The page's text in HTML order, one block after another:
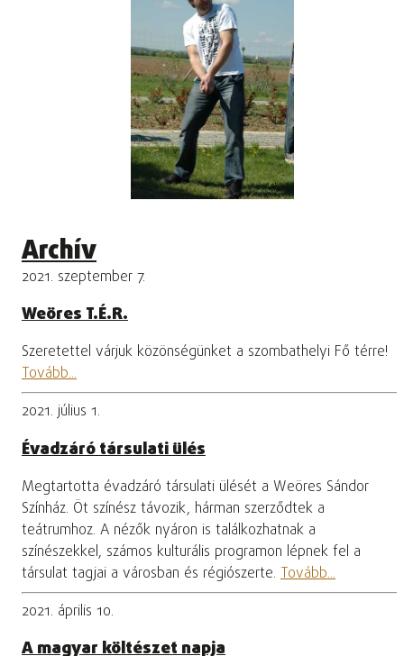
Archív
2021. szeptember 7.
Weöres T.É.R.
Szeretettel várjuk közönségünket a szombathelyi Fő térre!
Tovább...
2021. július 1.
Évadzáró társulati ülés
Megtartotta évadzáró társulati ülését a Weöres Sándor
Színház. Öt színész távozik, hárman szerződtek a
teátrumhoz. A nézők nyáron is találkozhatnak a
színészekkel, számos kulturális programon lépnek fel a
társulat tagjai a városban és régiószerte. Tovább...
2021. április 10.
A magyar költészet napja